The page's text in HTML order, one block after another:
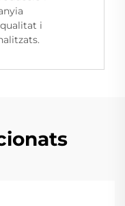
i